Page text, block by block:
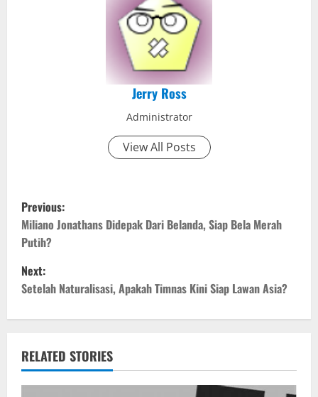
Jerry Ross
Administrator
View All Posts
P
o
s
t
n
a
v
Previous:
Miliano Jonathans Didepak Dari Belanda, Siap Bela Merah
Putih?
Next:
Setelah Naturalisasi, Apakah Timnas Kini Siap Lawan Asia?
RELATED STORIES